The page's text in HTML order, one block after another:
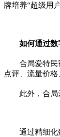
牌培养“超级用户
如何通过
合局爱特
点评、流量价
此外，合局
通过精细